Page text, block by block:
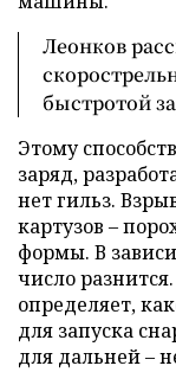
Леонков
быстротой
Этому
заряд,
нет гильз.
картузов –
формы. В
число
определяет,
для запуска
для дальней –